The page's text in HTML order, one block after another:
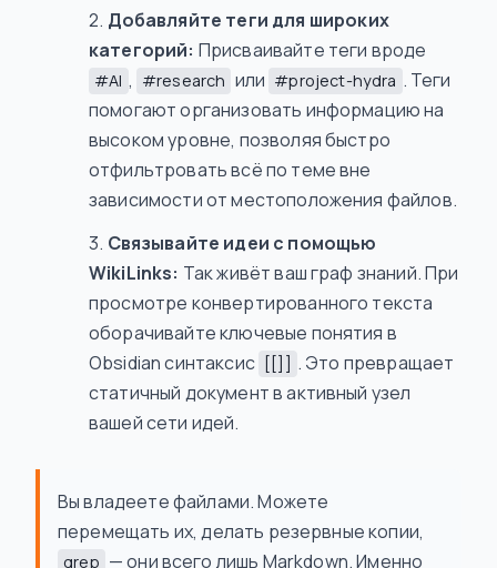
Добавляйте теги для широких
категорий: Присваивайте теги вроде
#AI , #research или #project-hydra . Теги
помогают организовать информацию на
высоком уровне, позволяя быстро
отфильтровать всё по теме вне
зависимости от местоположения файлов.
Связывайте идеи с помощью
WikiLinks: Так живёт ваш граф знаний. При
просмотре конвертированного текста
оборачивайте ключевые понятия в
Obsidian синтаксис
. Это превращает
статичный документ в активный узел
вашей сети идей.
Вы владеете файлами. Можете
перемещать их, делать резервные копии,
grep — они всего лишь Markdown. Именно